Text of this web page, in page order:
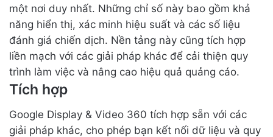
một nơi duy nhất. Những chỉ số này bao gồm khả
năng hiển thị, xác minh hiệu suất và các số liệu
đánh giá chiến dịch. Nền tảng này cũng tích hợp
liền mạch với các giải pháp khác để cải thiện quy
trình làm việc và nâng cao hiệu quả quảng cáo.
Tích hợp
Google Display & Video 360 tích hợp sẵn với các
giải pháp khác, cho phép bạn kết nối dữ liệu và quy